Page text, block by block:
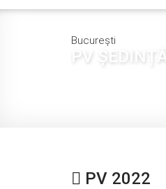
PV ȘEDINȚĂ
PV 2022